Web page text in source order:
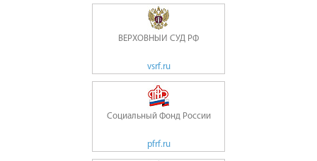
ВЕРХОВНЫЙ СУД РФ
vsrf.ru
Социальный Фонд России
pfrf.ru